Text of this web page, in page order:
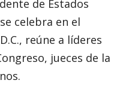
de Estados
celebra en el
reúne a líderes
jueces de la